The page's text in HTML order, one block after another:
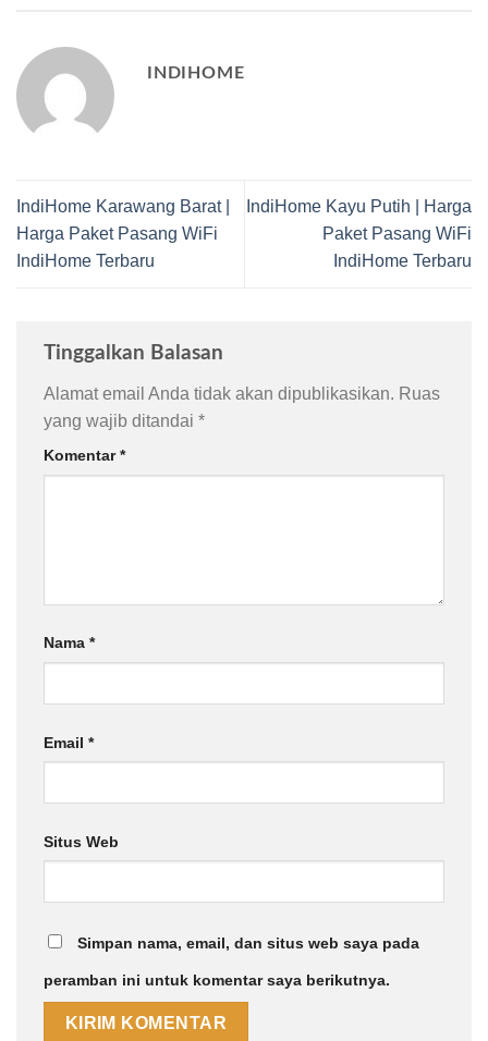
INDIHOME
IndiHome Karawang Barat |
Harga Paket Pasang WiFi
IndiHome Terbaru
IndiHome Kayu Putih | Harga
Paket Pasang WiFi
IndiHome Terbaru
Tinggalkan Balasan
Alamat email Anda tidak akan dipublikasikan. Ruas
yang wajib ditandai *
Komentar*
Nama *
Email *
Situs Web
Simpan nama, email, dan situs web saya pada
peramban ini untuk komentar saya berikutnya.